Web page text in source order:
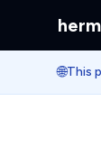
herm
🌐This